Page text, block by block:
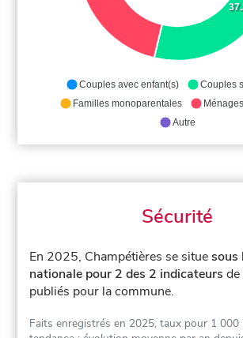
Couples avec enfant(s)
Couples
Familles monoparentales
Autre
Sécurité
En 2025, Champétières se situesous
nationale pour 2 des 2 indicateurs
publiés pour la commune.
Faits enregistrés en 2025, taux pour 1 000